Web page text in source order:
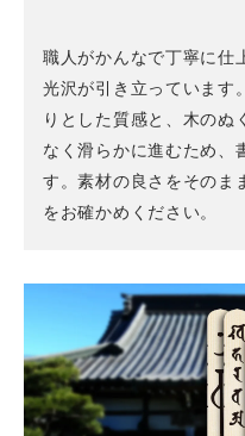
職人がかんなで丁寧に仕
光沢が引き立っています
りとした質感と、木のぬ
なく滑らかに進むため、
す。素材の良さをそのま
をお確かめください。